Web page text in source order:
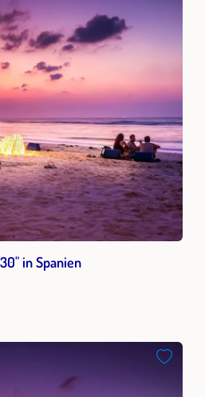
in Spanien